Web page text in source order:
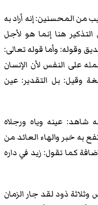
من المحسنين: إنه أراد به
هنا إنما هو لأجل
وقوله: وأما قوله تعالى:
على النفس لأن الإنسان
وقيل: بل التقدير: عين
شاهد: عينه وياه ورجلاه
به خبر والهاء العائد من
كما تقول: زيد في داره
ذود لقد جار الزمان